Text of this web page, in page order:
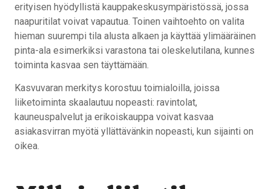
erityisen hyödyllistä kauppakeskusympäristössä, jossa
naapuritilat voivat vapautua. Toinen vaihtoehto on valita
hieman suurempi tila alusta alkaen ja käyttää ylimääräinen
pinta-ala esimerkiksi varastona tai oleskelutilana, kunnes
toiminta kasvaa sen täyttämään.
Kasvuvaran merkitys korostuu toimialoilla, joissa
liiketoiminta skaalautuu nopeasti: ravintolat,
kauneuspalvelut ja erikoiskauppa voivat kasvaa
asiakasvirran myötä yllättävänkin nopeasti, kun sijainti on
oikea.